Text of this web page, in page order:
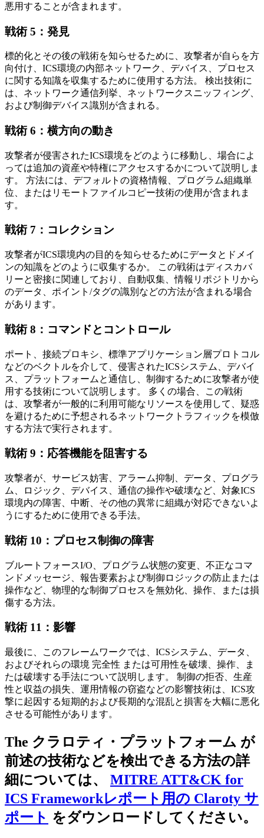
悪用することが含まれます。
戦術 5：発見
標的化とその後の戦術を知らせるために、攻撃者が自らを方
向付け、ICS環境の内部ネットワーク、デバイス、プロセス
に関する知識を収集するために使用する方法。 検出技術に
は、ネットワーク通信列挙、ネットワークスニッフィング、
および制御デバイス識別が含まれる。
戦術 6：横方向の動き
攻撃者が侵害されたICS環境をどのように移動し、場合によ
っては追加の資産や特権にアクセスするかについて説明しま
す。 方法には、デフォルトの資格情報、プログラム組織単
位、またはリモートファイルコピー技術の使用が含まれま
す。
戦術 7：コレクション
攻撃者がICS環境内の目的を知らせるためにデータとドメイ
ンの知識をどのように収集するか。 この戦術はディスカバ
リーと密接に関連しており、自動収集、情報リポジトリから
のデータ、ポイント/タグの識別などの方法が含まれる場合
があります。
戦術 8：コマンドとコントロール
ポート、接続プロキシ、標準アプリケーション層プロトコル
などのベクトルを介して、侵害されたICSシステム、デバイ
ス、プラットフォームと通信し、制御するために攻撃者が使
用する技術について説明します。 多くの場合、この戦術
は、攻撃者が一般的に利用可能なリソースを使用して、疑惑
を避けるために予想されるネットワークトラフィックを模倣
する方法で実行されます。
戦術 9：応答機能を阻害する
攻撃者が、サービス妨害、アラーム抑制、データ、プログラ
ム、ロジック、デバイス、通信の操作や破壊など、対象ICS
環境内の障害、中断、その他の異常に組織が対応できないよ
うにするために使用できる手法。
戦術 10：プロセス制御の障害
ブルートフォースI/O、プログラム状態の変更、不正なコマ
ンドメッセージ、報告要素および制御ロジックの防止または
操作など、物理的な制御プロセスを無効化、操作、または損
傷する方法。
戦術 11：影響
最後に、このフレームワークでは、ICSシステム、データ、
およびそれらの環境 完全性 または可用性を破壊、操作、ま
たは破壊する手法について説明します。 制御の拒否、生産
性と収益の損失、運用情報の窃盗などの影響技術は、ICS攻
撃に起因する短期的および長期的な混乱と損害を大幅に悪化
させる可能性があります。
The クラロティ・プラットフォーム が
前述の技術などを検出できる方法の詳
細については、 MITRE ATT&CK for
ICS Frameworkレポート用の Claroty サ
ポート をダウンロードしてください。